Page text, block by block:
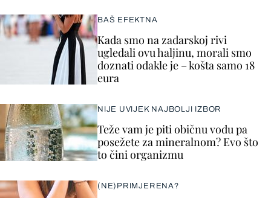
BAŠ EFEKTNA
Kada smo na zadarskoj rivi
ugledali ovu haljinu, morali smo
doznati odakle je – košta samo 18
eura
NIJE UVIJEK NAJBOLJI IZBOR
Teže vam je piti običnu vodu pa
posežete za mineralnom? Evo što
to čini organizmu
(NE)PRIMJERENA?